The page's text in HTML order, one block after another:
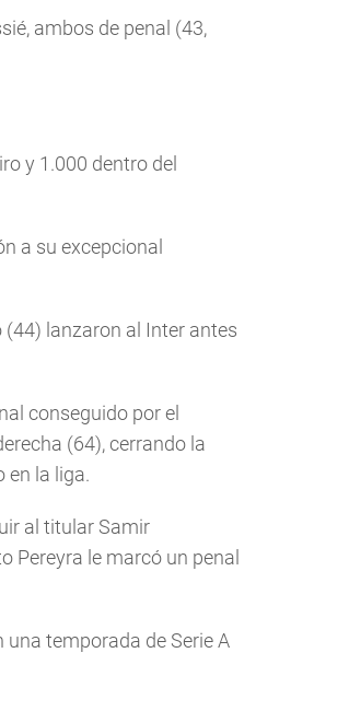
ambos de penal (43,
y 1.000 dentro del
a su excepcional
(44) lanzaron al Inter antes
conseguido por el
(64), cerrando la
en la liga.
al titular Samir
Pereyra le marcó un penal
una temporada de Serie A